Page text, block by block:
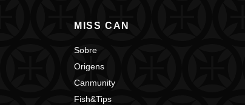
MISS CAN
Sobre
Origens
Canmunity
Fish&Tips